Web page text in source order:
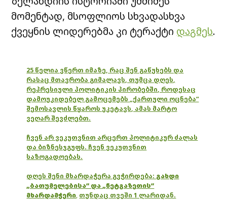
მომენტად, მსოფლიოს სხვადასხვა
ქვეყნის ლიდერებმა კი ტერაქტი დაგმეს.
25 წელია ვწერთ იმაზე, რაც შენ გაწუხებს და
რასაც მთავრობა გიმალავს, თუმცა დღეს,
რეპრესიული პოლიტიკის პირობებში, როდესაც
დამოუკიდებელ გამოცემებს „ქართული ოცნება“
შემოსავლის წყაროს უკეტავს, ამას მარტო
ვეღარ შევძლებთ.
ჩვენ არ ვეკუთვნით არცერთ პოლიტიკურ ძალას
და ბიზნესჯგუფს. ჩვენ ვეკუთვნით
საზოგადოებას.
დღეს შენი მხარდაჭერა გვჭირდება: გახდი
„ბათუმელებისა“ და „ნეტგაზეთის“
მხარდამჭერი, თუნდაც თვეში 1 ლარიდან.